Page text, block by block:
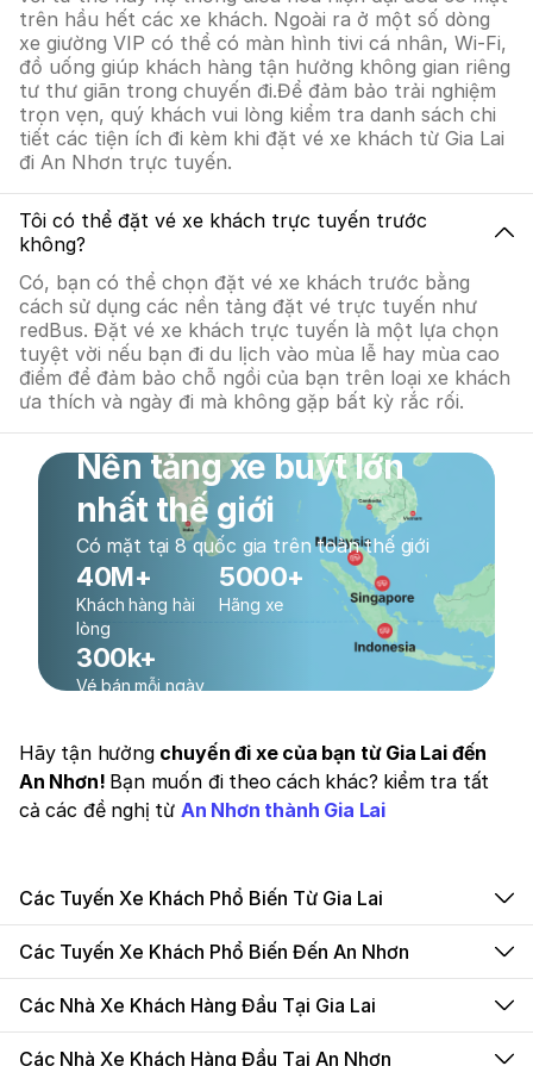
trên hầu hết các xe khách. Ngoài ra ở một số dòng
xe giường VIP có thể có màn hình tivi cá nhân, Wi-Fi,
đồ uống giúp khách hàng tận hưởng không gian riêng
tư thư giãn trong chuyến đi.Để đảm bảo trải nghiệm
trọn vẹn, quý khách vui lòng kiểm tra danh sách chi
tiết các tiện ích đi kèm khi đặt vé xe khách từ Gia Lai
đi An Nhơn trực tuyến.
Tôi có thể đặt vé xe khách trực tuyến trước
không?
Có, bạn có thể chọn đặt vé xe khách trước bằng
cách sử dụng các nền tảng đặt vé trực tuyến như
redBus. Đặt vé xe khách trực tuyến là một lựa chọn
tuyệt vời nếu bạn đi du lịch vào mùa lễ hay mùa cao
điểm để đảm bảo chỗ ngồi của bạn trên loại xe khách
ưa thích và ngày đi mà không gặp bất kỳ rắc rối.
Nền tảng xe buýt lớn
nhất thế giới
Có mặt tại 8 quốc gia trên toàn thế giới
40M+
Khách hàng hài
lòng
5000+
Hãng xe
300k+
Vé bán mỗi ngày
Hãy tận hưởng chuyến đi xe của bạn từ Gia Lai đến
An Nhơn! Bạn muốn đi theo cách khác? kiểm tra tất
cả các đề nghị từ An Nhơn thành Gia Lai
Các Tuyến Xe Khách Phổ Biến Từ Gia Lai
Các Tuyến Xe Khách Phổ Biến Đến An Nhơn
Các Nhà Xe Khách Hàng Đầu Tại Gia Lai
Các Nhà Xe Khách Hàng Đầu Tại An Nhơn